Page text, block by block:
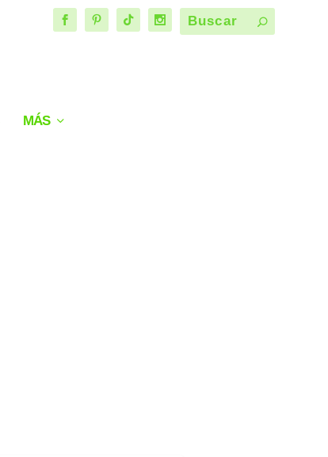
MÁS